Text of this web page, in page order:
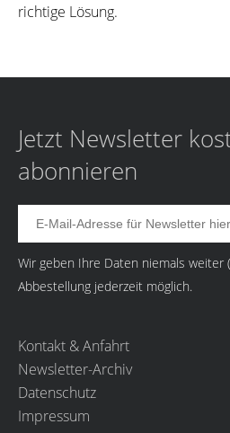
richtige Lösung.
Jetzt Newsletter
abonnieren
Wir geben Ihre Daten niemals weiter (
Abbestellung jederzeit möglich.
Kontakt & Anfahrt
Newsletter-Archiv
Datenschutz
Impressum